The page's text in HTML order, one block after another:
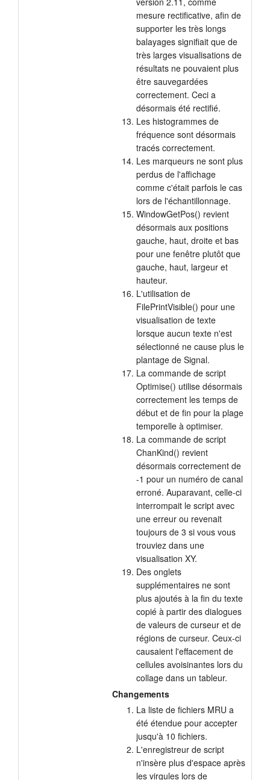
mesure rectificative, afin de
supporter les très longs
balayages signifiait que de
très larges visualisations de
résultats ne pouvaient plus
être sauvegardées
correctement. Ceci a
désormais été rectifié.
Les histogrammes de
fréquence sont désormais
tracés correctement.
Les marqueurs ne sont plus
perdus de l'affichage
comme c'était parfois le cas
lors de l'échantillonnage.
WindowGetPos() revient
désormais aux positions
gauche, haut, droite et bas
pour une fenêtre plutôt que
gauche, haut, largeur et
hauteur.
L'utilisation de
FilePrintVisible() pour une
visualisation de texte
lorsque aucun texte n'est
sélectionné ne cause plus le
plantage de Signal.
La commande de script
Optimise() utilise désormais
correctement les temps de
début et de fin pour la plage
temporelle à optimiser.
La commande de script
ChanKind() revient
désormais correctement de
-1 pour un numéro de canal
erroné. Auparavant, celle-ci
interrompait le script avec
une erreur ou revenait
toujours de 3 si vous vous
trouviez dans une
visualisation XY.
Des onglets
supplémentaires ne sont
plus ajoutés à la fin du texte
copié à partir des dialogues
de valeurs de curseur et de
régions de curseur. Ceux-ci
causaient l'effacement de
cellules avoisinantes lors du
collage dans un tableur.
Changements
La liste de fichiers MRU a
été étendue pour accepter
jusqu'à 10 fichiers.
L'enregistreur de script
n'insère plus d'espace après
les virgules lors de